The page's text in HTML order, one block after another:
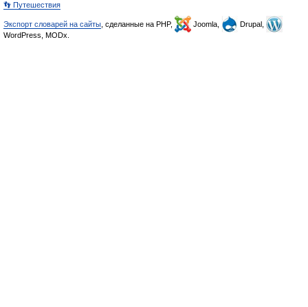
👣 Путешествия
Экспорт словарей на сайты , сделанные на PHP, Joomla,
Drupal,
WordPress, MODx.